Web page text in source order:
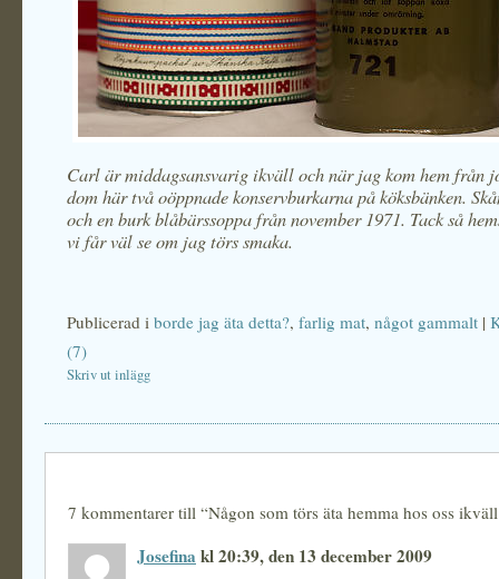
Carl är middagsansvarig ikväll och när jag kom hem från
dom här två oöppnade konservburkarna på köksbänken.
och en burk blåbärssoppa från november 1971. Tack så
vi får väl se om jag törs smaka.
Publicerad i borde jag äta detta?, farlig mat, något gammalt |
(7)
Skriv ut inlägg
7 kommentarer till “Någon som törs äta hemma hos oss
Josefina kl 20:39, den 13 december 2009